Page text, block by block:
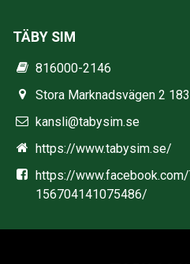
TÄBY SIM
816000-2146
Stora Marknadsvägen 2
kansli@tabysim.se
https://www.tabysim.se/
https://www.facebook.com/
156704141075486/